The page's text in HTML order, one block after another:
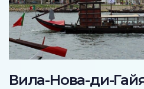
Вила-Нова-ди-